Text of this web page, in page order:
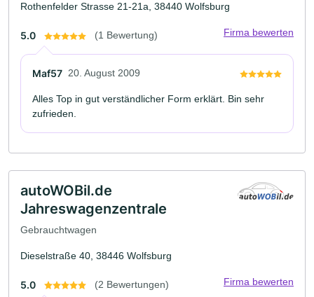
Rothenfelder Strasse 21-21a, 38440 Wolfsburg
5.0 (1 Bewertung) Firma bewerten
Maf57 20. August 2009
Alles Top in gut verständlicher Form erklärt. Bin sehr
zufrieden.
autoWOBil.de
Jahreswagenzentrale
Gebrauchtwagen
Dieselstraße 40, 38446 Wolfsburg
5.0 (2 Bewertungen) Firma bewerten